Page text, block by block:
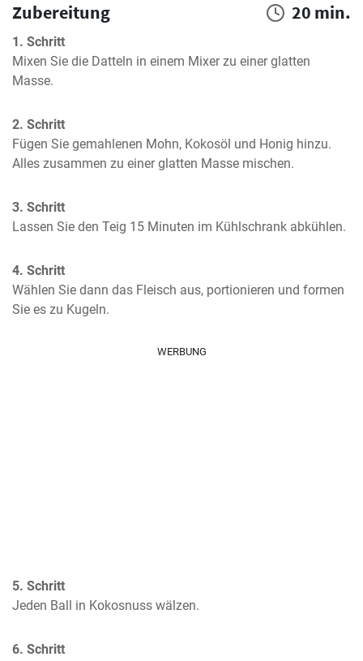
Zubereitung 20 min.
1. Schritt
Mixen Sie die Datteln in einem Mixer zu einer glatten
Masse.
2. Schritt
Fügen Sie gemahlenen Mohn, Kokosöl und Honig hinzu.
Alles zusammen zu einer glatten Masse mischen.
3. Schritt
Lassen Sie den Teig 15 Minuten im Kühlschrank abkühlen.
4. Schritt
Wählen Sie dann das Fleisch aus, portionieren und formen
Sie es zu Kugeln.
WERBUNG
5. Schritt
Jeden Ball in Kokosnuss wälzen.
6. Schritt